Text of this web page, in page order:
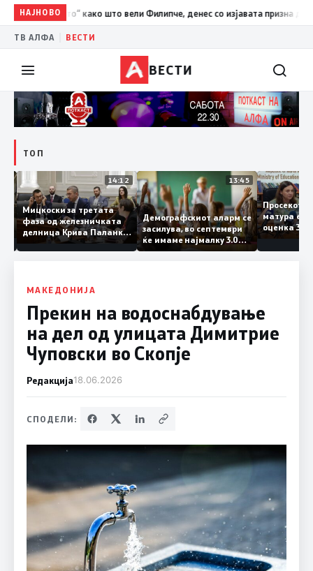
НАЈНОВО10:37ВМРО-ДПМНЕ: „Детето“ како што вели Филипче, денес
ТВ АЛФА ВЕСТИ
ВЕСТИ
ТОП
15:20 14:12
Мицкоски за третата
фаза од железничката
делница Крива Паланка
– Деве Баир: Проектот
нема да заврши на
целина
13:45
Демографскиот аларм се
засилува, во септември
ќе имаме најмалку 3.000
првачиња помалку
матура
оценка
МАКЕДОНИЈА
Прекин на водоснабдување
на дел од улицата Димитрие
Чуповски во Скопје
Редакција18.06.2026
СПОДЕЛИ: